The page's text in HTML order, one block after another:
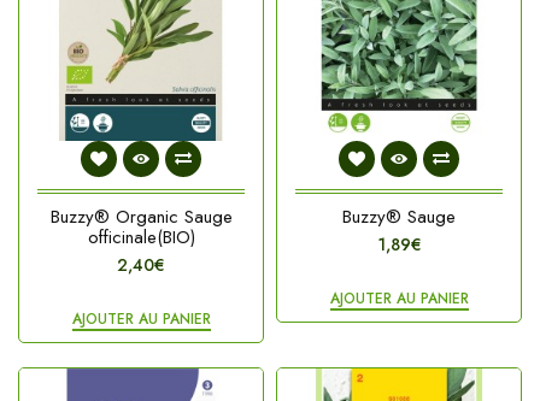
Buzzy® Organic Sauge
officinale(BIO)
2,40€
AJOUTER AU PANIER
Buzzy® Sauge
1,89€
AJOUTER AU PANIER